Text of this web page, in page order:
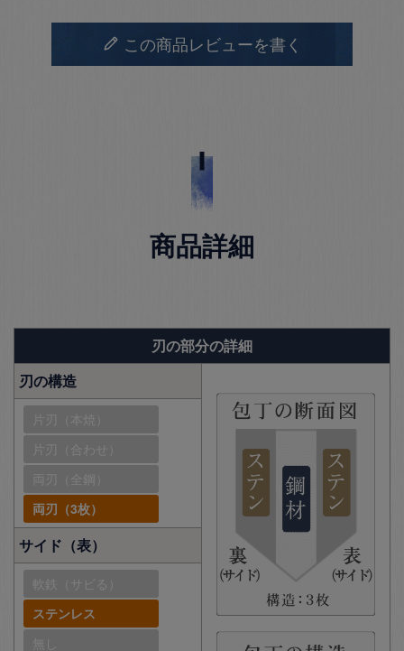
この商品レビューを書く
商品詳細
刃の部分の詳細
刃の構造
片刃（本焼）
片刃（合わせ）
両刃（全鋼）
両刃（3枚）
サイド（表）
軟鉄（サビる）
ステンレス
無し